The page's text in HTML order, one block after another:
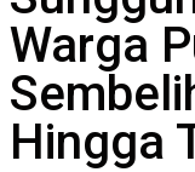
Warga
Hingga